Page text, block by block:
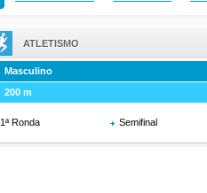
ATLETISMO
Masculino
200 m
1ª Ronda Semifinal